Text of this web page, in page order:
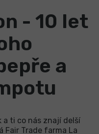
- 10 let
a
a ti co nás znají delší
Fair Trade farma La